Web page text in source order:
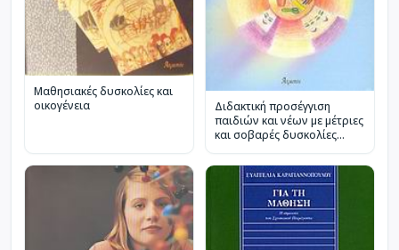
Μαθησιακές δυσκολίες και
οικογένεια
Διδακτική προσέγγιση
παιδιών και νέων με μέτριες
και σοβαρές δυσκολίες